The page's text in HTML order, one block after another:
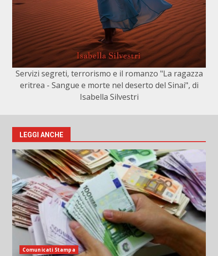
Servizi segreti, terrorismo e il romanzo "La ragazza
eritrea - Sangue e morte nel deserto del Sinai", di
Isabella Silvestri
LEGGI ANCHE
Comunicati Stampa